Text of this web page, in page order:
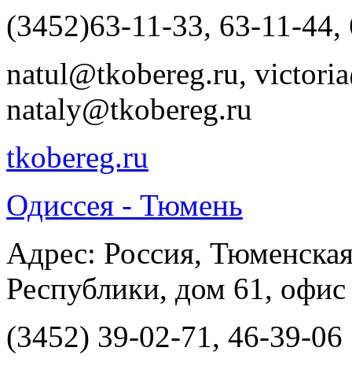
(3452)63-11-33, 63-11-44,
natul@tkobereg.ru,
nataly@tkobereg.ru
tkobereg.ru
Одиссея - Тюмень
Адрес: Россия,
Республики, дом 61,
(3452) 39-02-71, 46-39-06